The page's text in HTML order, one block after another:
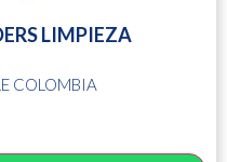
LIMPIEZA
COLOMBIA